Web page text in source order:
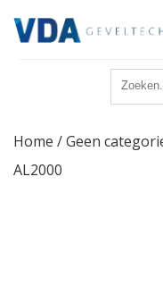
Reparatie
Home /Geen
AL2000